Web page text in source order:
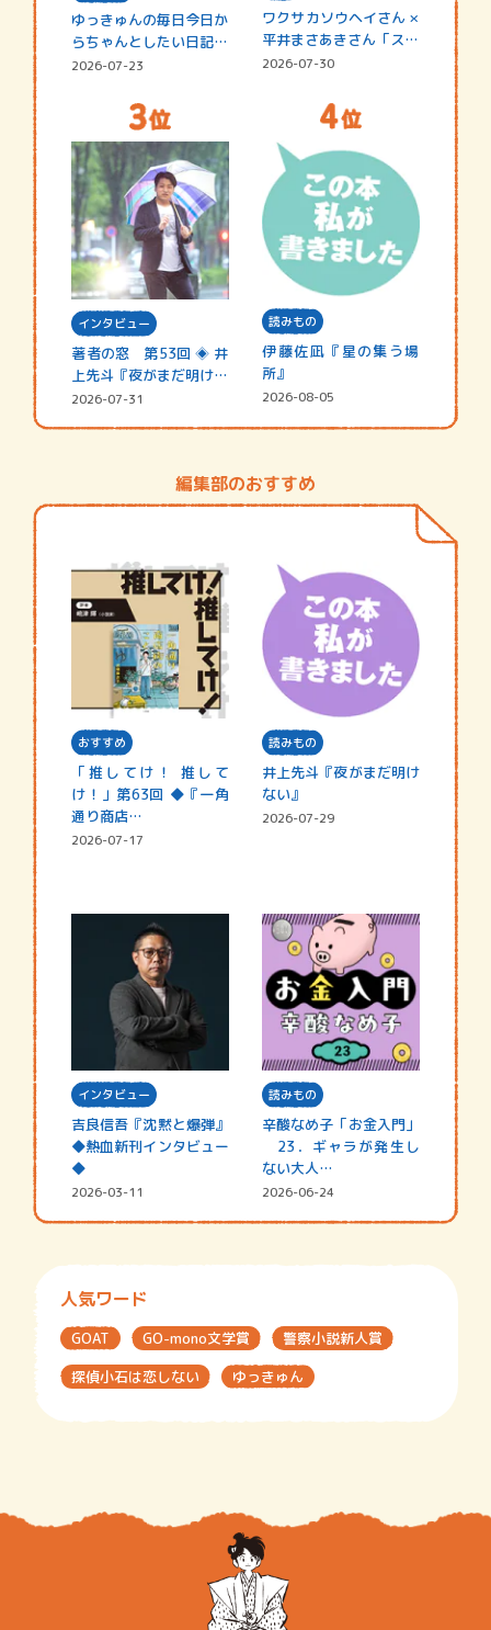
ゆっきゅんの毎日今日か
らちゃんとしたい日記
☆202…
2026-07-23
ワクサカソウヘイさん ×
平井まさあきさん「スペ
シャ…
2026-07-30
インタビュー
著者の窓 第53回 ◈ 井
上先斗『夜がまだ明けな
い』
2026-07-31
読みもの
伊藤佐凪『星の集う場
所』
2026-08-05
編集部のおすすめ
おすすめ
「推してけ！ 推して
け！」第63回 ◆『一角
通り商店…
2026-07-17
読みもの
井上先斗『夜がまだ明け
ない』
2026-07-29
インタビュー
吉良信吾『沈黙と爆弾』
◆熱血新刊インタビュー
◆
2026-03-11
読みもの
辛酸なめ子「お金入門」
23．ギャラが発生し
ない大人…
2026-06-24
人気ワード
GOAT GO-mono文学賞
警察小説新人賞
探偵小石は恋しない
ゆっきゅん